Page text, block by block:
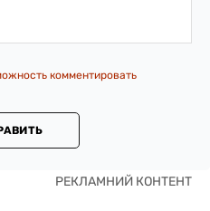
комментировать